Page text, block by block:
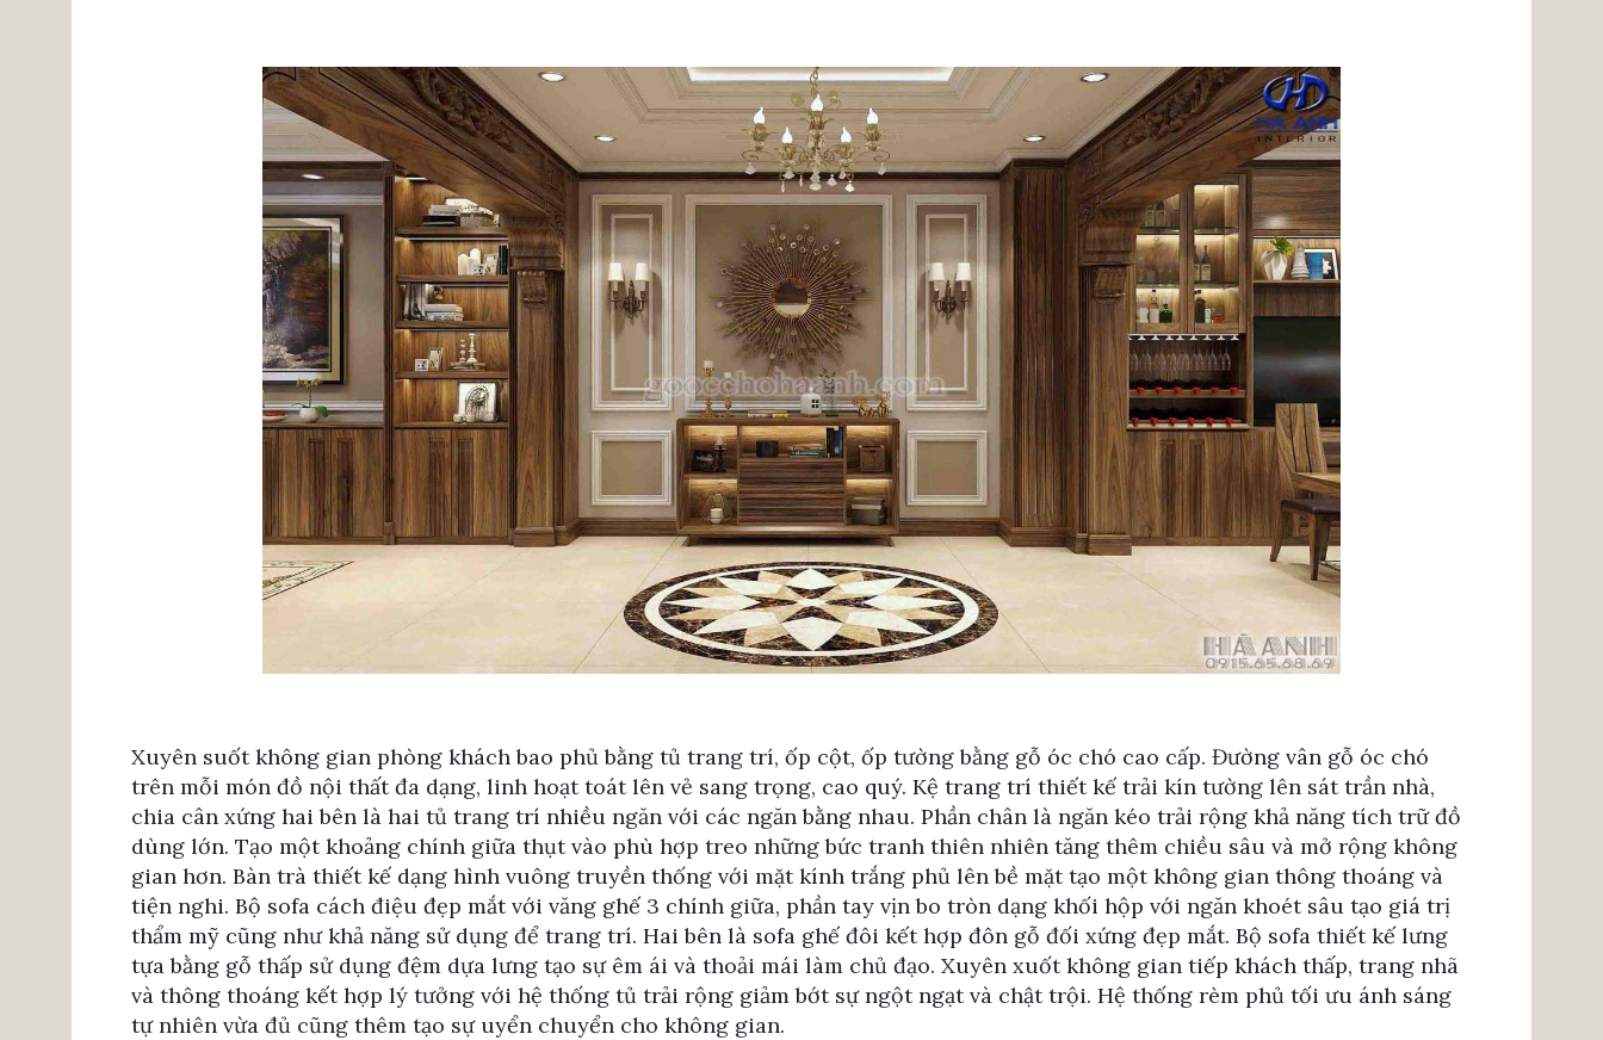
Xuyên suốt không gian phòng khách bao phủ bằng tủ trang trí, ốp cột, ốp tường bằng gỗ óc chó cao cấp. Đường vân gỗ óc chó
trên mỗi món đồ nội thất đa dạng, linh hoạt toát lên vẻ sang trọng, cao quý. Kệ trang trí thiết kế trải kín tường lên sát trần nhà,
chia cân xứng hai bên là hai tủ trang trí nhiều ngăn với các ngăn bằng nhau. Phần chân là ngăn kéo trải rộng khả năng tích trữ đồ
dùng lớn. Tạo một khoảng chính giữa thụt vào phù hợp treo những bức tranh thiên nhiên tăng thêm chiều sâu và mở rộng không
gian hơn. Bàn trà thiết kế dạng hình vuông truyền thống với mặt kính trắng phủ lên bề mặt tạo một không gian thông thoáng và
tiện nghi. Bộ sofa cách điệu đẹp mắt với văng ghế 3 chính giữa, phần tay vịn bo tròn dạng khối hộp với ngăn khoét sâu tạo giá trị
thẩm mỹ cũng như khả năng sử dụng để trang trí. Hai bên là sofa ghế đôi kết hợp đôn gỗ đối xứng đẹp mắt. Bộ sofa thiết kế lưng
tựa bằng gỗ thấp sử dụng đệm dựa lưng tạo sự êm ái và thoải mái làm chủ đạo. Xuyên xuốt không gian tiếp khách thấp, trang nhã
và thông thoáng kết hợp lý tưởng với hệ thống tủ trải rộng giảm bớt sự ngột ngạt và chật trội. Hệ thống rèm phủ tối ưu ánh sáng
tự nhiên vừa đủ cũng thêm tạo sự uyển chuyển cho không gian.